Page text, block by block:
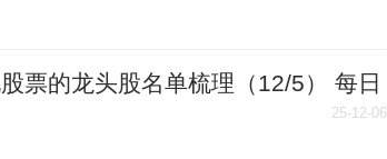
票的龙头股名单梳理（12/5） 每日
25-12-06